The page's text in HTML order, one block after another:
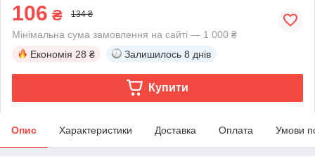
106 ₴ 134 ₴
Мінімальна сума замовлення на сайті — 1 000 ₴
Економія 28 ₴ Залишилось 8 днів
Купити
Опис Характеристики Доставка Оплата Умови